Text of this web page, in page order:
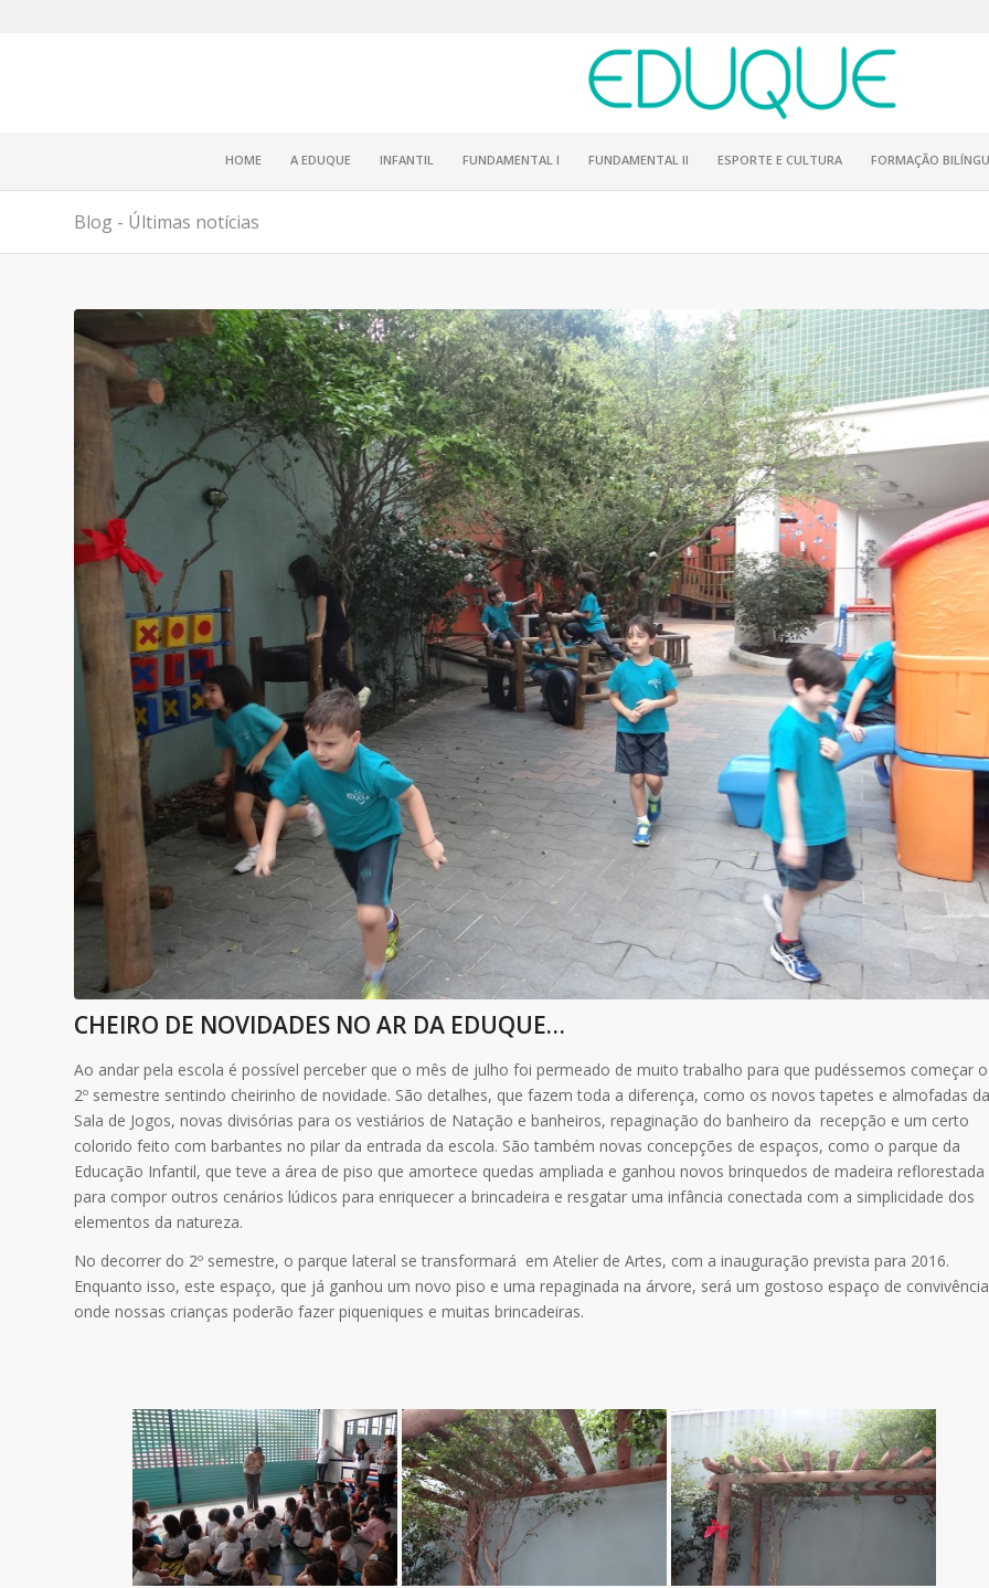
HOME A EDUQUE INFANTIL FUNDAMENTAL I FUNDAMENTAL II ESPORTE E CULTURA FORMAÇÃO
Blog - Últimas notícias
CHEIRO DE NOVIDADES NO AR DA EDUQUE…
Ao andar pela escola é possível perceber que o mês de julho foi permeado de muito trabalho para que pudéssemos começar o
2º semestre sentindo cheirinho de novidade. São detalhes, que fazem toda a diferença, como os novos tapetes e almofadas da
Sala de Jogos, novas divisórias para os vestiários de Natação e banheiros, repaginação do banheiro da recepção e um certo
colorido feito com barbantes no pilar da entrada da escola. São também novas concepções de espaços, como o parque da
Educação Infantil, que teve a área de piso que amortece quedas ampliada e ganhou novos brinquedos de madeira reflorestada
para compor outros cenários lúdicos para enriquecer a brincadeira e resgatar uma infância conectada com a simplicidade dos
elementos da natureza.
No decorrer do 2º semestre, o parque lateral se transformará em Atelier de Artes, com a inauguração prevista para 2016.
Enquanto isso, este espaço, que já ganhou um novo piso e uma repaginada na árvore, será um gostoso espaço de
onde nossas crianças poderão fazer piqueniques e muitas brincadeiras.